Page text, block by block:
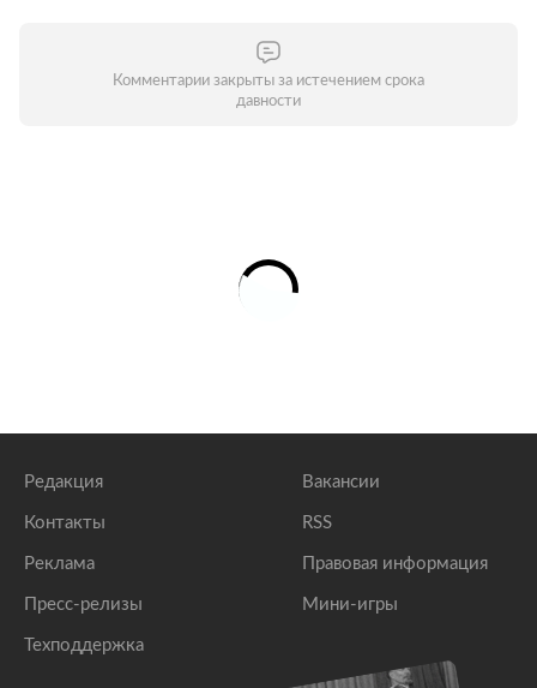
Комментарии закрыты за истечением срока
давности
Редакция
Контакты
Реклама
Пресс-релизы
Техподдержка
Вакансии
RSS
Правовая информация
Мини-игры